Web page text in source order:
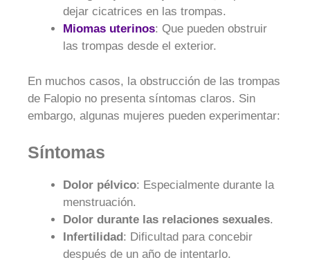
dejar cicatrices en las trompas.
Miomas uterinos: Que pueden obstruir
las trompas desde el exterior.
En muchos casos, la obstrucción de las trompas
de Falopio no presenta síntomas claros. Sin
embargo, algunas mujeres pueden experimentar:
Síntomas
Dolor pélvico: Especialmente durante la
menstruación.
Dolor durante las relaciones sexuales.
Infertilidad: Dificultad para concebir
después de un año de intentarlo.